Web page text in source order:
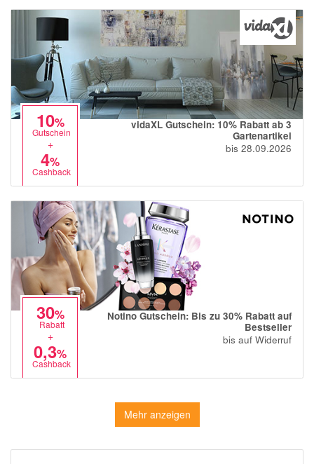
10%
Gutschein
+
4%
Cashback
vidaXL Gutschein: 10% Rabatt ab 3
Gartenartikel
bis 28.09.2026
30%
Rabatt
+
0,3%
Cashback
Notino Gutschein: Bis zu 30% Rabatt auf
Bestseller
bis auf Widerruf
Mehr anzeigen